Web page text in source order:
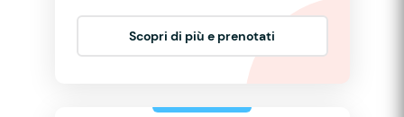
Scopri di più e prenotati